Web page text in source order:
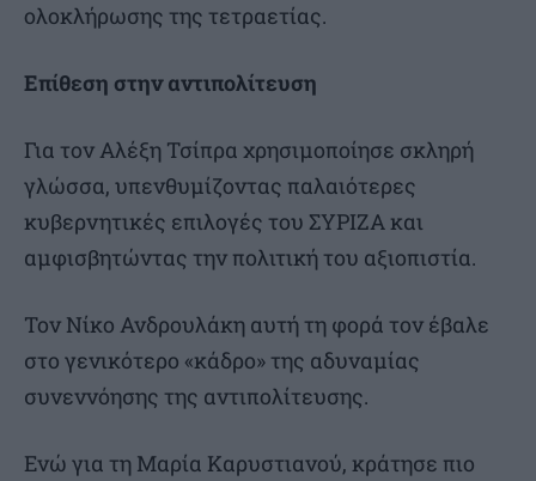
ολοκλήρωσης της τετραετίας.
Επίθεση στην αντιπολίτευση
Για τον Αλέξη Τσίπρα χρησιμοποίησε σκληρή
γλώσσα, υπενθυμίζοντας παλαιότερες
κυβερνητικές επιλογές του ΣΥΡΙΖΑ και
αμφισβητώντας την πολιτική του αξιοπιστία.
Τον Νίκο Ανδρουλάκη αυτή τη φορά τον έβαλε
στο γενικότερο «κάδρο» της αδυναμίας
συνεννόησης της αντιπολίτευσης.
Ενώ για τη Μαρία Καρυστιανού, κράτησε πιο